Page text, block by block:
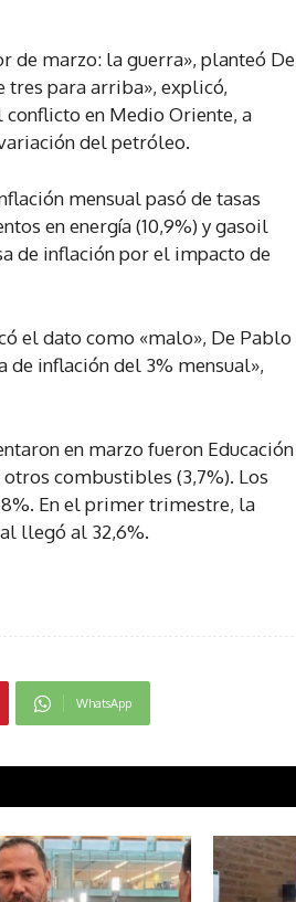
de marzo: la guerra», planteó De
tres para arriba», explicó,
en Medio Oriente, a
del petróleo.
mensual pasó de tasas
en energía (10,9%) y gasoil
de inflación por el impacto de
el dato como «malo», De Pablo
de inflación del 3% mensual»,
en marzo fueron Educación
otros combustibles (3,7%). Los
En el primer trimestre, la
llegó al 32,6%.
WhatsApp